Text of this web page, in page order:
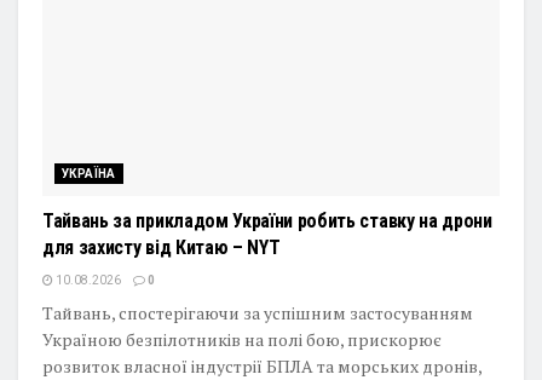
УКРАЇНА
Тайвань за прикладом України робить ставку на дрони
для захисту від Китаю – NYT
10.08.2026 0
Тайвань, спостерігаючи за успішним застосуванням
Україною безпілотників на полі бою, прискорює
розвиток власної індустрії БПЛА та морських дронів,